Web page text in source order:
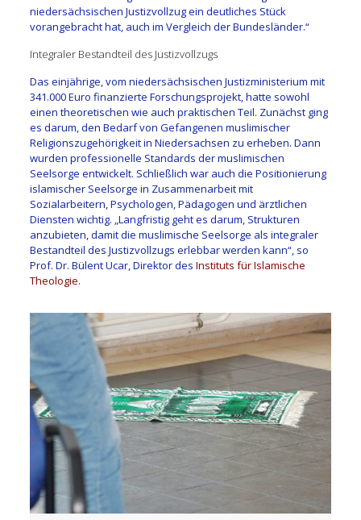
niedersächsischen Justizvollzug ein deutliches Stück
vorangebracht hat, auch im Vergleich der Bundesländer.“
Integraler Bestandteil des Justizvollzugs
Das einjährige, vom niedersächsischen Justizministerium mit
341.000 Euro finanzierte Forschungsprojekt, hatte sowohl
einen theoretischen wie auch praktischen Teil. Zunächst ging
es darum, den Bedarf von Gefangenen muslimischer
Religionszugehörigkeit in Niedersachsen zu erheben. Dann
wurden professionelle Standards der muslimischen
Seelsorge entwickelt. Schließlich war auch die Positionierung
islamischer Seelsorge in Zusammenarbeit mit
Sozialarbeitern, Psychologen, Pädagogen und ärztlichen
Diensten wichtig. „Langfristig geht es darum, Strukturen
anzubieten, damit die muslimische Seelsorge als integraler
Bestandteil des Justizvollzugs erlebbar werden kann“, so
Prof. Dr. Bülent Ucar, Direktor des Instituts für Islamische
Theologie.